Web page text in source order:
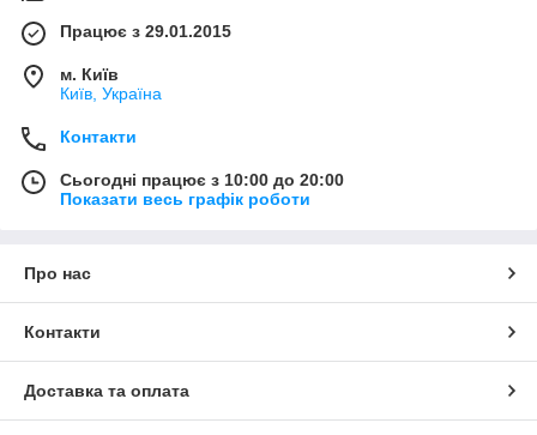
Працює з 29.01.2015
м. Київ
Київ, Україна
Контакти
Сьогодні працює з 10:00 до 20:00
Показати весь графік роботи
Про нас
Контакти
Доставка та оплата